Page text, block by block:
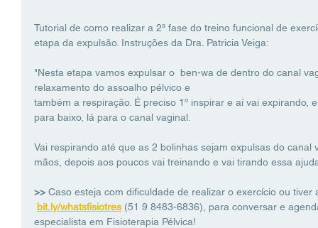
Tutorial de como realizar a 2ª fase do treino funcional de
etapa da expulsão. Instruções da Dra. Patricia Veiga:
"Nesta etapa vamos expulsar o  ben-wa de dentro do canal
relaxamento do assoalho pélvico e
também a respiração. É preciso 1º inspirar e aí vai expirando,
para baixo, lá para o canal vaginal.
Vai respirando até que as 2 bolinhas sejam expulsas do
mãos, depois aos poucos vai treinando e vai tirando essa
>> Caso esteja com dificuldade de realizar o exercício ou
bit.ly/whatsfisiotres (51 9 8483-6836), para conversar e
especialista em Fisioterapia Pélvica!